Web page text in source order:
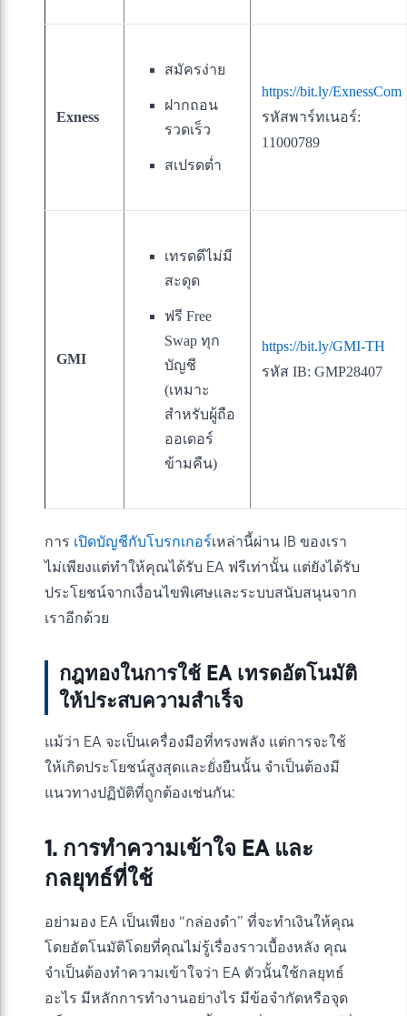
Exness
สมัครง่าย
ฝากถอน
รวดเร็ว
สเปรดต่ำ
https://bit.ly/ExnessCom
รหัสพาร์ทเนอร์:
11000789
GMI
เทรดดีไม่มี
สะดุด
ฟรี Free
Swap ทุก
บัญชี
(เหมาะ
สำหรับผู้ถือ
ออเดอร์
ข้ามคืน)
https://bit.ly/GMI-TH
รหัส IB: GMP28407
การ เปิดบัญชีกับโบรกเกอร์เหล่านี้ผ่าน IB ของเรา
ไม่เพียงแต่ทำให้คุณได้รับ EA ฟรีเท่านั้น แต่ยังได้รับ
ประโยชน์จากเงื่อนไขพิเศษและระบบสนับสนุนจาก
เราอีกด้วย
กฎทองในการใช้ EA เทรดอัตโนมัติ
ให้ประสบความสำเร็จ
แม้ว่า EA จะเป็นเครื่องมือที่ทรงพลัง แต่การจะใช้
ให้เกิดประโยชน์สูงสุดและยั่งยืนนั้น จำเป็นต้องมี
แนวทางปฏิบัติที่ถูกต้องเช่นกัน:
1. การทำความเข้าใจ EA และ
กลยุทธ์ที่ใช้
อย่ามอง EA เป็นเพียง “กล่องดำ” ที่จะทำเงินให้คุณ
โดยอัตโนมัติโดยที่คุณไม่รู้เรื่องราวเบื้องหลัง คุณ
จำเป็นต้องทำความเข้าใจว่า EA ตัวนั้นใช้กลยุทธ์
อะไร มีหลักการทำงานอย่างไร มีข้อจำกัดหรือจุด